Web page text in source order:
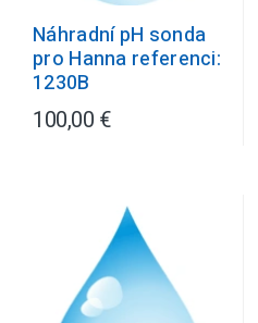
Náhradní pH sonda
pro Hanna referenci:
1230B
100,00 €